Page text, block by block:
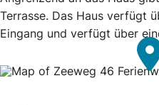
Terrasse. Das Haus verfügt
Eingang und verfügt über